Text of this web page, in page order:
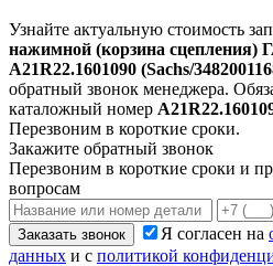
Узнайте актуальную стоимость
нажимной (корзина
A21R22.1601090 (Sachs/
обратный звонок менеджера.
каталожный номер
Перезвоним в короткие сроки.
Закажите обратный звонок
Перезвоним в короткие сроки и
вопросам
Заказать звонок Я согласен на
данных и с политикой